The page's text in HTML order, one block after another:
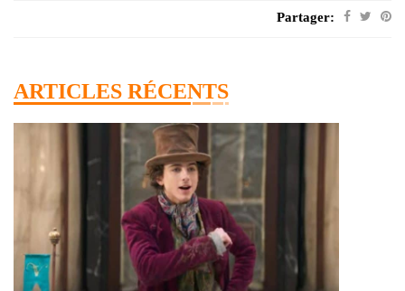
Partager:
ARTICLES RÉCENTS